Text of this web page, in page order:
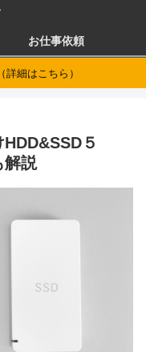
お仕事依頼
細はこちら）
５
解説